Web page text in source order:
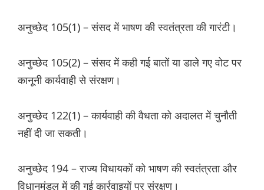
अनुच्छेद 105(1) – संसद में भाषण की स्वतंत्रता की गारंटी।
अनुच्छेद 105(2) – संसद में कही गई बातों या डाले गए वोट पर
कानूनी कार्यवाही से संरक्षण।
अनुच्छेद 122(1) – कार्यवाही की वैधता को अदालत में चुनौती
नहीं दी जा सकती।
अनुच्छेद 194 – राज्य विधायकों को भाषण की स्वतंत्रता और
विधानमंडल में की गई कार्रवाइयों पर संरक्षण।